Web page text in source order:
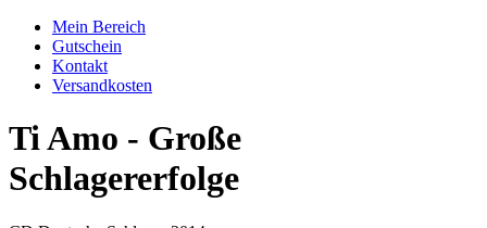
Mein Bereich
Gutschein
Kontakt
Versandkosten
Ti Amo - Große
Schlagererfolge